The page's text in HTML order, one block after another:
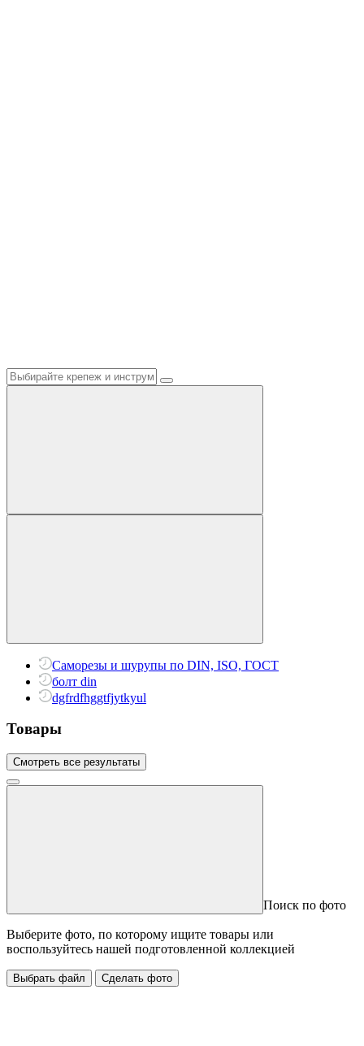
Саморезы и шурупы по DIN, ISO, ГОСТ
болт din
dgfrdfhggtfjytkyul
Товары
Смотреть все результаты
Поиск по фото
Выберите фото, по которому ищите товары или
воспользуйтесь нашей подготовленной коллекцией
Выбрать файл Сделать фото